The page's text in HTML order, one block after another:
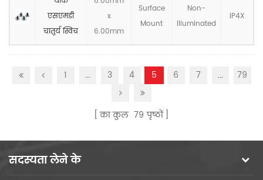
एसएमडी
चातुर्य स्विच
x
6.00mm
Surface
Mount
Non-
llluminated
IP4X
1 ... 3 4 5 6 7 ... 79
का कुल 79 पृष्ठों
सदस्यता लेने के